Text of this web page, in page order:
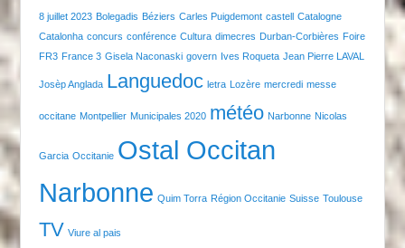
8 juillet 2023 Bolegadis Béziers Carles Puigdemont castell Catalogne
Catalonha concurs conférence Cultura dimecres Durban-Corbières Foire
FR3 France 3 Gisela Naconaski govern Ives Roqueta Jean Pierre LAVAL
Josèp Anglada Languedoc letra Lozère mercredi messe
occitane Montpellier Municipales 2020 météo Narbonne Nicolas
Garcia Occitanie Ostal Occitan
Narbonne Quim Torra Région Occitanie Suisse Toulouse
TV Viure al pais